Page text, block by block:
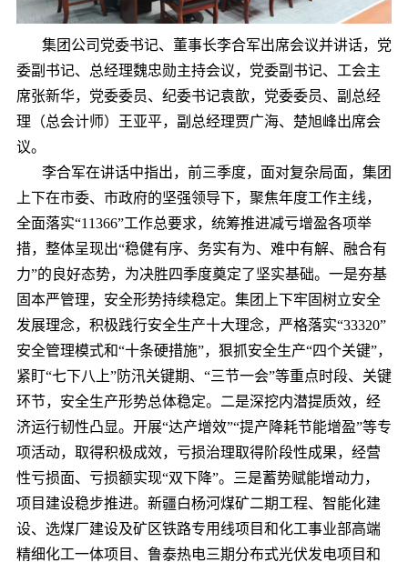
集团公司党委书记、董事长李合军出席会议并讲话，党
委副书记、总经理魏忠勋主持会议，党委副书记、工会主
席张新华，党委委员、纪委书记袁歆，党委委员、副总经
理（总会计师）王亚平，副总经理贾广海、楚旭峰出席会
议。
李合军在讲话中指出，前三季度，面对复杂局面，集团
上下在市委、市政府的坚强领导下，聚焦年度工作主线，
全面落实“11366”工作总要求，统筹推进减亏增盈各项举
措，整体呈现出“稳健有序、务实有为、难中有解、融合有
力”的良好态势，为决胜四季度奠定了坚实基础。一是夯基
固本严管理，安全形势持续稳定。集团上下牢固树立安全
发展理念，积极践行安全生产十大理念，严格落实“33320”
安全管理模式和“十条硬措施”，狠抓安全生产“四个关键”，
紧盯“七下八上”防汛关键期、“三节一会”等重点时段、关键
环节，安全生产形势总体稳定。二是深挖内潜提质效，经
济运行韧性凸显。开展“达产增效”“提产降耗节能增盈”等专
项活动，取得积极成效，亏损治理取得阶段性成果，经营
性亏损面、亏损额实现“双下降”。三是蓄势赋能增动力，
项目建设稳步推进。新疆白杨河煤矿二期工程、智能化建
设、选煤厂建设及矿区铁路专用线项目和化工事业部高端
精细化工一体项目、鲁泰热电三期分布式光伏发电项目和